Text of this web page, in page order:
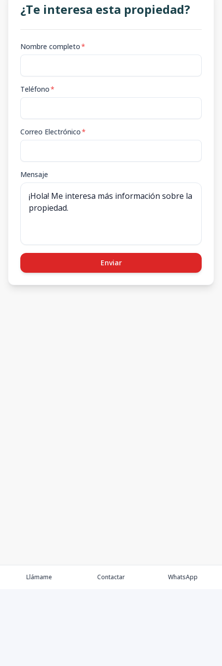
¿Te interesa esta propiedad?
Nombre completo*
Teléfono*
Correo Electrónico*
Mensaje
Enviar
Llámame Contactar WhatsApp